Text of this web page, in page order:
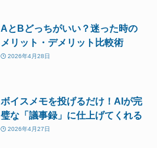
AとBどっちがいい？迷った時の
メリット・デメリット比較術
2026年4月28日
ボイスメモを投げるだけ！AIが完
璧な「議事録」に仕上げてくれる
2026年4月27日